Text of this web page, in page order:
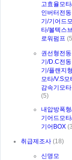
고효율모
인버터전동
기/기어드모
타/볼텍스브
로워펌프
권선형전동
기/D.C전동
기/플랜지형
모타/V.S모
감속기모타
(5)
내압방폭
기어드모
기어BOX
취급제조사 (18)
신명모